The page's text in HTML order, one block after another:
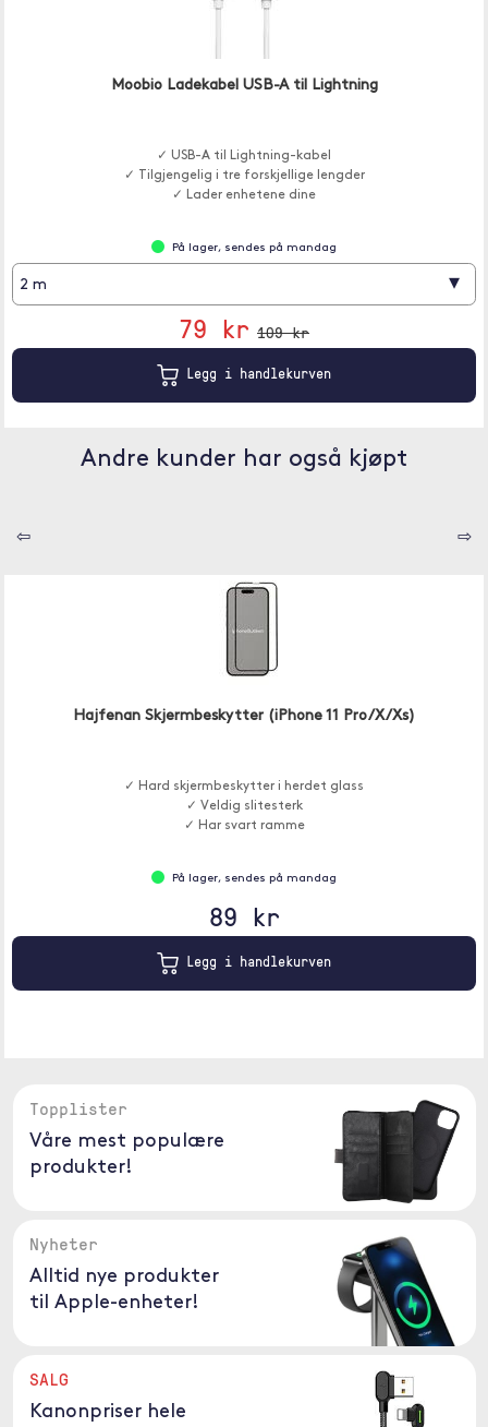
Moobio Ladekabel USB-A til Lightning
✓ USB-A til Lightning-kabel
✓ Tilgjengelig i tre forskjellige lengder
✓ Lader enhetene dine
På lager, sendes på mandag
2 m ▾
79 kr 109 kr
Legg i handlekurven
Andre kunder har også kjøpt
⇦ ⇨
Hajfenan Skjermbeskytter (iPhone 11 Pro/X/Xs)
✓ Hard skjermbeskytter i herdet glass
✓ Veldig slitesterk
✓ Har svart ramme
På lager, sendes på mandag
89 kr
Legg i handlekurven
Topplister
Våre mest populære
produkter!
Nyheter
Alltid nye produkter
til Apple-enheter!
SALG
Kanonpriser hele